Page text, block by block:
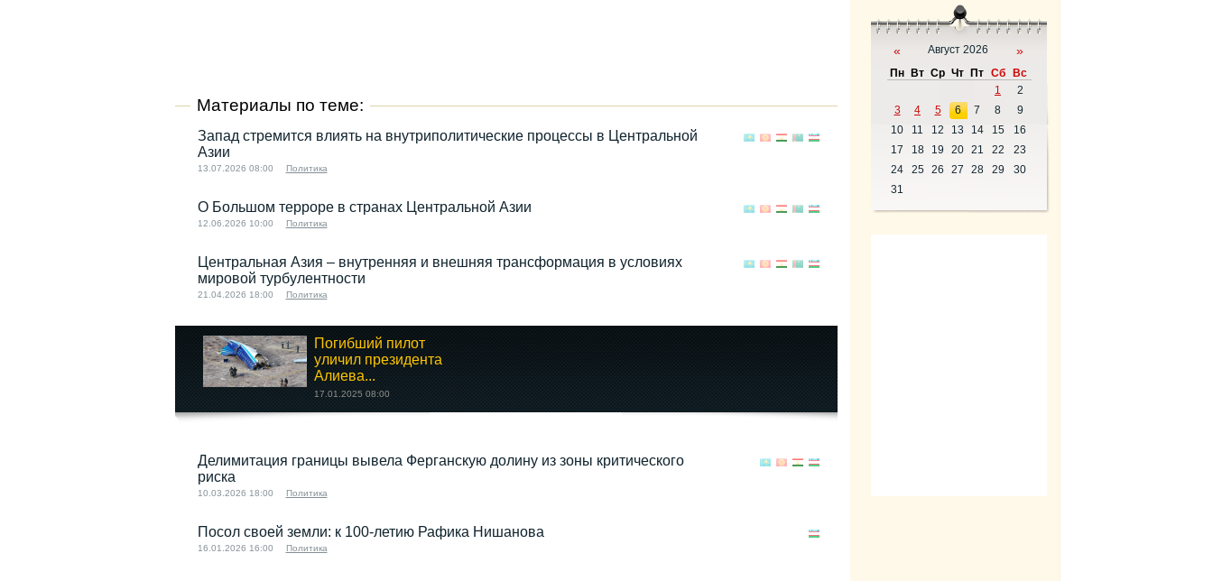
Материалы по теме:
Запад стремится влиять на внутриполитические процессы в Центральной
Азии
13.07.2026 08:00 Политика
О Большом терроре в странах Центральной Азии
12.06.2026 10:00 Политика
Центральная Азия – внутренняя и внешняя трансформация в условиях
мировой турбулентности
21.04.2026 18:00 Политика
Погибший пилот
уличил президента
Алиева...
17.01.2025 08:00
«Кыргызские НПО...
13.06.2023 14:00
Делимитация границы вывела Ферганскую долину из зоны критического
риска
10.03.2026 18:00 Политика
Посол своей земли: к 100-летию Рафика Нишанова
16.01.2026 16:00 Политика
« Август 2026 »
Пн Вт Ср Чт Пт Сб
Вс
1
2
3
4 5 6 7 8
9
10
11 12 13 14 15
16
17
18 19 20 21 22
23
24
25 26 27 28 29
30
31